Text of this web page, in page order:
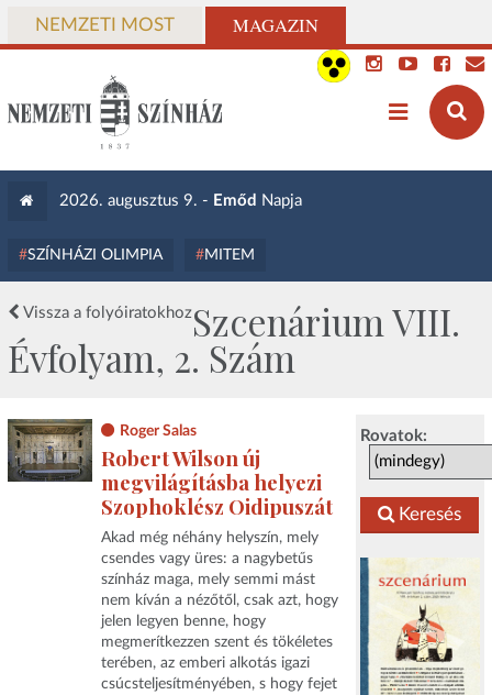
NEMZETI MOST MAGAZIN
2026. augusztus 9. - Emőd Napja
SZÍNHÁZI OLIMPIA MITEM
Vissza a folyóiratokhozSzcenárium VIII.
Évfolyam, 2. Szám
Rovatok:
Keresés
Roger Salas
Robert Wilson új
megvilágításba helyezi
Szophoklész Oidipuszát
Akad még néhány helyszín, mely
csendes vagy üres: a nagybetűs
színház maga, mely semmi mást
nem kíván a nézőtől, csak azt, hogy
jelen legyen benne, hogy
megmerítkezzen szent és tökéletes
terében, az emberi alkotás igazi
csúcsteljesítményében, s hogy fejet